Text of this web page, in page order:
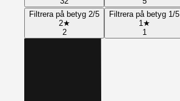
Filtrera på betyg 2/5
2★
2
Filtrera på betyg 1/5
1 ★
1